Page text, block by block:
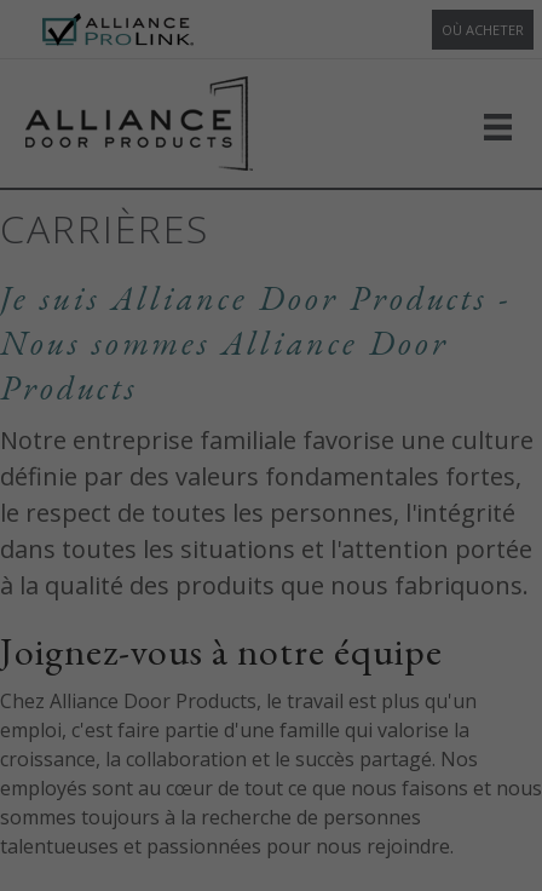
OÙ ACHETER
CARRIÈRES
Je suis Alliance Door Products -
Nous sommes Alliance Door
Products
Notre entreprise familiale favorise une culture
définie par des valeurs fondamentales fortes,
le respect de toutes les personnes, l'intégrité
dans toutes les situations et l'attention portée
à la qualité des produits que nous fabriquons.
Joignez-vous à notre équipe
Chez Alliance Door Products, le travail est plus qu'un
emploi, c'est faire partie d'une famille qui valorise la
croissance, la collaboration et le succès partagé. Nos
employés sont au cœur de tout ce que nous faisons et nous
sommes toujours à la recherche de personnes
talentueuses et passionnées pour nous rejoindre.